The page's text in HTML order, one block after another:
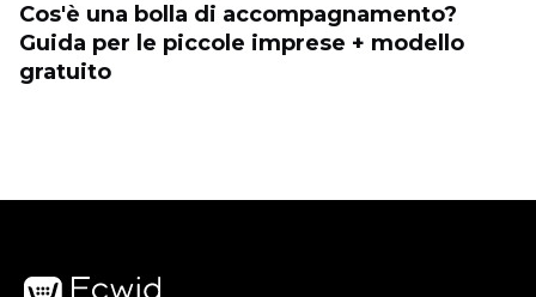
Cos'è una bolla di accompagnamento?
Guida per le piccole imprese + modello
gratuito